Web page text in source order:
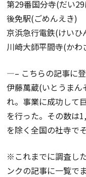
第29番国分寺(だい
後免駅(ごめんえき)
京浜急行電鉄(けいひ
川崎大師平間寺(か
—– こちらの記事に
伊藤萬蔵(いとうま
れ。事業に成功して
を行った。その数は
を除く全国の社寺で
※これまでに調査し
ンクの記事に一覧で